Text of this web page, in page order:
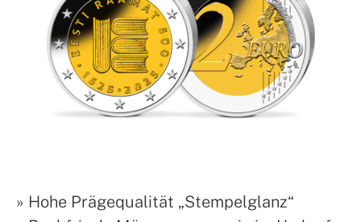
» Hohe Prägequalität „Stempelglanz“